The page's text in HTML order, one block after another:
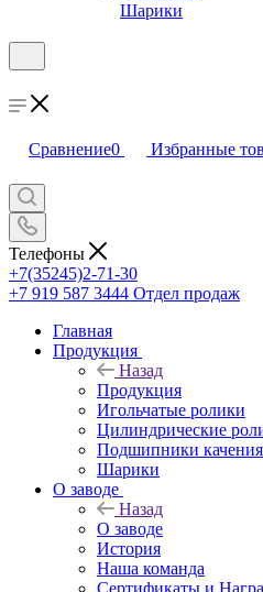
Шарики
Сравнение0 Избранные
Телефоны
+7(35245)2-71-30
+7 919 587 3444 Отдел продаж
Главная
Продукция
Назад
Продукция
Игольчатые ролики
Цилиндрические
Подшипники качения
Шарики
О заводе
Назад
О заводе
История
Наша команда
Сертификаты и